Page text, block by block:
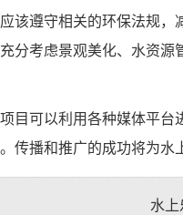
遵守相关的环保法规
分考虑景观美化、水资
可以利用各种媒体平
播和推广的成功将为
水